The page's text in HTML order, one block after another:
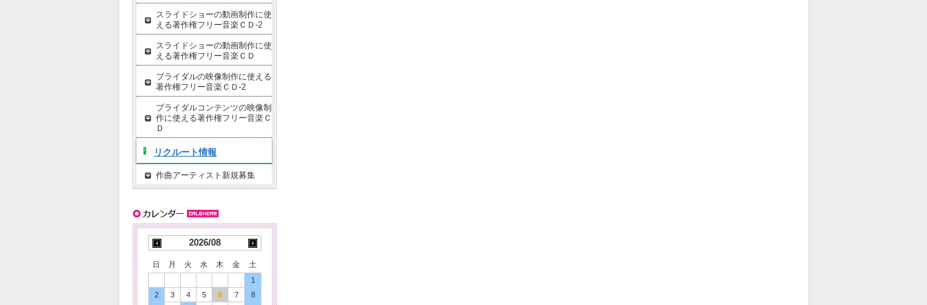
スライドショーの動画制作に使
える著作権フリー音楽ＣＤ-2
スライドショーの動画制作に使
える著作権フリー音楽ＣＤ
ブライダルの映像制作に使える
著作権フリー音楽ＣＤ-2
ブライダルコンテンツの映像制
作に使える著作権フリー音楽Ｃ
Ｄ
リクルート情報
作曲アーティスト新規募集
2026/08
日 月 火 水 木 金
土
1
2
3 4 5 6 7
8